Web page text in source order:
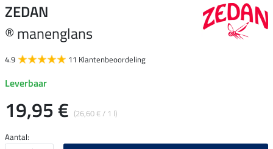
ZEDAN
® manenglans
4.9 11 Klantenbeoordeling
Leverbaar
19,95 € (26,60 € / 1 l)
Aantal: